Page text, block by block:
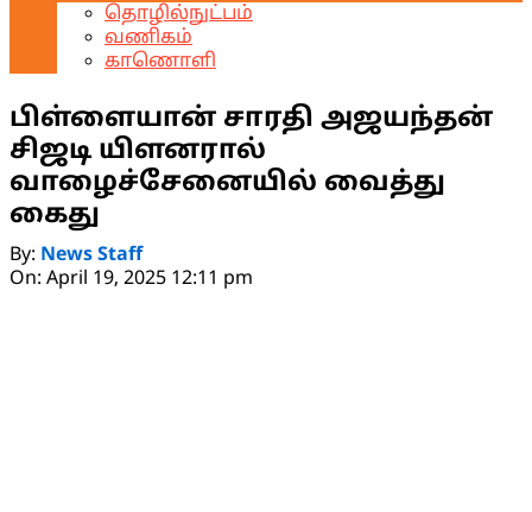
தொழில்நுட்பம்
வணிகம்
காணொளி
பிள்ளையான் சாரதி அஜயந்தன்
சிஜடி யிளனரால்
வாழைச்சேனையில் வைத்து
கைது
By: News Staff
On: April 19, 2025 12:11 pm